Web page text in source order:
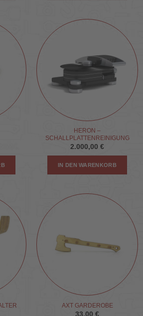
HERON –
SCHALLPLATTENREINIGUNG
2.000,00 €
IN DEN WARENKORB
AXT GARDEROBE
33,00 €